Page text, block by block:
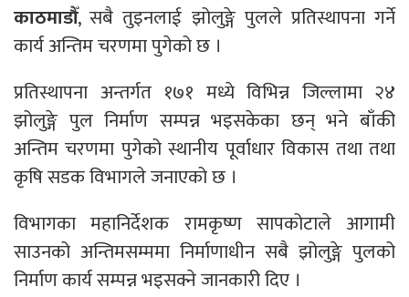
काठमाडौँ, सबै तुइनलाई झोलुङ्गे पुलले प्रतिस्थापना गर्ने
कार्य अन्तिम चरणमा पुगेको छ ।
प्रतिस्थापना अन्तर्गत १७१ मध्ये विभिन्न जिल्लामा २४
झोलुङ्गे पुल निर्माण सम्पन्न भइसकेका छन् भने बाँकी
अन्तिम चरणमा पुगेको स्थानीय पूर्वाधार विकास तथा तथा
कृषि सडक विभागले जनाएको छ ।
विभागका महानिर्देशक रामकृष्ण सापकोटाले आगामी
साउनको अन्तिमसम्ममा निर्माणाधीन सबै झोलुङ्गे पुलको
निर्माण कार्य सम्पन्न भइसक्ने जानकारी दिए ।